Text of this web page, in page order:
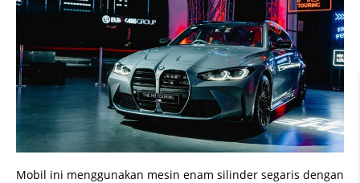
Mobil ini menggunakan mesin enam silinder segaris dengan